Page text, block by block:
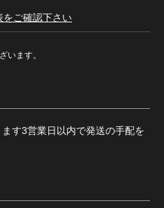
をご確認下さい
います。
す3営業日以内で発送の手配を